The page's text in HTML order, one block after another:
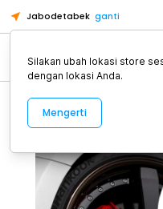
Jabodetabek ganti
Alat Kopi
Silakan ubah lokasi store
dengan lokasi Anda.
Mengerti